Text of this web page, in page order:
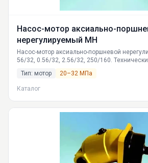
Насос-мотор аксиально-
нерегулируемый МН
Насос-мотор аксиально-поршневой
56/32, 0.56/32, 2.56/32, 250/160.
Екатеринбурга.
Тип: мотор 20–32 МПа
Каталог